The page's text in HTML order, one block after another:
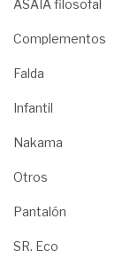
ASAIA filosofal
Complementos
Falda
Infantil
Nakama
Otros
Pantalón
SR. Eco